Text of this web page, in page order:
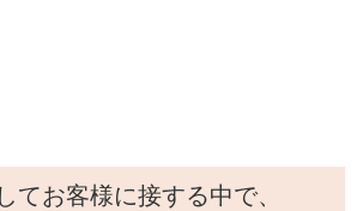
てお客様に接する中で、